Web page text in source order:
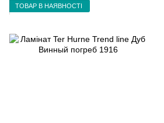
ТОВАР В НАЯВНОСТІ